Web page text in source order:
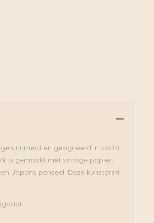
en gesigneerd in zacht
is gemaakt met vintage papier,
Japans penseel. Deze kunstprint